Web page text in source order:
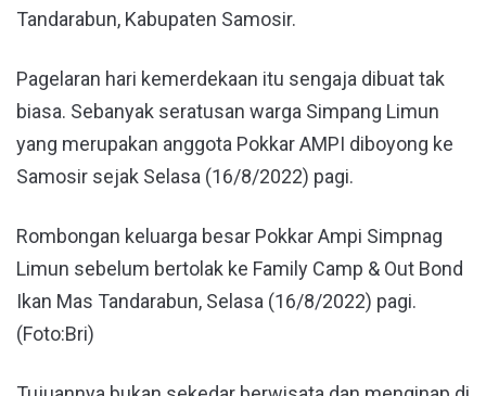
Tandarabun, Kabupaten Samosir.
Pagelaran hari kemerdekaan itu sengaja dibuat tak
biasa. Sebanyak seratusan warga Simpang Limun
yang merupakan anggota Pokkar AMPI diboyong ke
Samosir sejak Selasa (16/8/2022) pagi.
Rombongan keluarga besar Pokkar Ampi Simpnag
Limun sebelum bertolak ke Family Camp & Out Bond
Ikan Mas Tandarabun, Selasa (16/8/2022) pagi.
(Foto:Bri)